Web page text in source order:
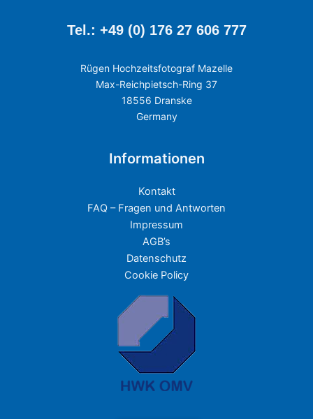
Tel.: +49 (0) 176 27 606 777
Rügen Hochzeitsfotograf Mazelle
Max-Reichpietsch-Ring 37
18556 Dranske
Germany
Informationen
Kontakt
FAQ – Fragen und Antworten
Impressum
AGB’s
Datenschutz
Cookie Policy